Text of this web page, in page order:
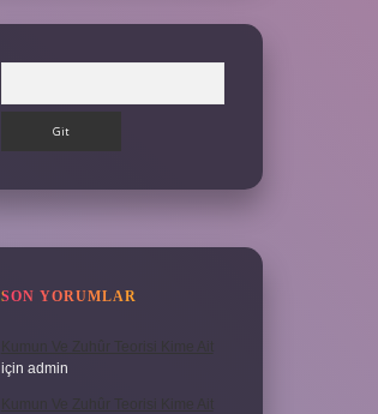
SON YORUMLAR
Kumun Ve Zuhûr Teorisi Kime Ait
için admin
Kumun Ve Zuhûr Teorisi Kime Ait